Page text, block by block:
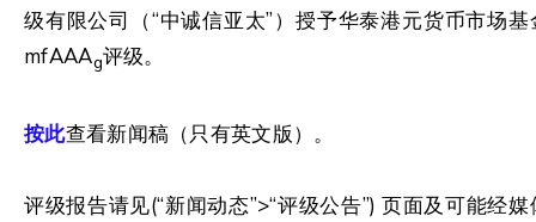
级有限公司（“中诚信亚太”）授予华泰港元货币市场基
mfAAAg评级。
按此查看新闻稿（只有英文版）。
评级报告请见(“新闻动态”>“评级公告”) 页面及可能经媒